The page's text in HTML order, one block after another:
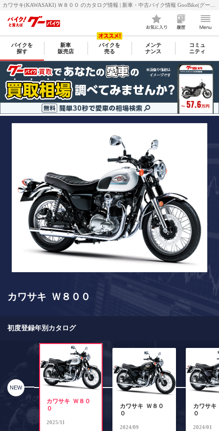
バイクを
探す
新車
販売店
バイクを
売る
メンテ
ナンス
コミュ
ニティ
カワサキ Ｗ８００
初度登録年別カタログ
NEW
カワサキ Ｗ８０
０
2025/11
カワサキ Ｗ８０
０
2024/09
カワサキ
０
2024/01